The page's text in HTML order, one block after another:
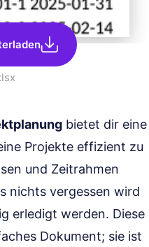
bietet dir eine
Projekte effizient zu
und Zeitrahmen
nichts vergessen wird
erledigt werden. Diese
Dokument; sie ist